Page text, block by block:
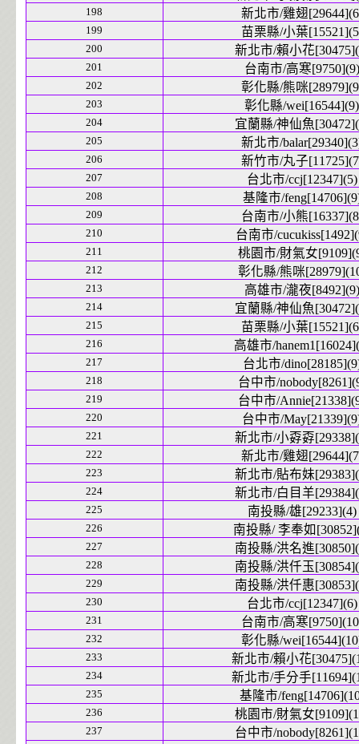
198 新北市/雞翅
199 苗栗縣/小葉
200 新北市/賴小花
201 台南市/高寒[9750](9)
202 彰化縣/熊咪
203 彰化縣/wei[16544](9)
204 宜蘭縣/神仙魚
205 新北市/
206 新竹市/丸子
207 台北市/ccj[12347](5)
208 基隆市/
209 台南市/小熊
210 台南市/
211 桃園市/財氣女
212 彰化縣/熊咪
213 高雄市/瀧夜[8492](9)
214 宜蘭縣/神仙魚
215 苗栗縣/小葉
216 高雄市/
217 台北市/
218 台中市/
219 台中市/
220 台中市/
221 新北市/小孬孬
222 新北市/雞翅
223 新北市/貼布妹
224 新北市/白目羊
225 南投縣/雄[29233](4)
226 南投縣/ 李奉如
227 南投縣/洪名進
228 南投縣/洪仟玉
229 南投縣/洪仟惠
230 台北市/ccj[12347](6)
231 台南市/高寒
232 彰化縣/
233 新北市/賴小花
234 新北市/手分手
235 基隆市/
236 桃園市/財氣女
237 台中市/